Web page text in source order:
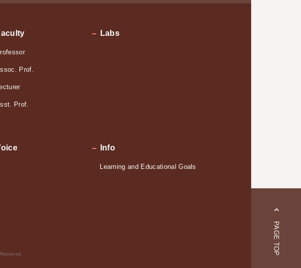
Prof.
Prof.
Labs
Info
Learning and Educational Goals
PAGE TOP